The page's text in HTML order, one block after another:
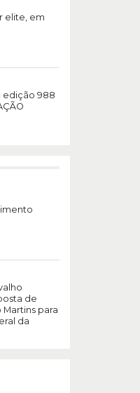
elite, em
edição 988
de
para
da